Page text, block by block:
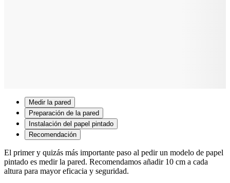
Medir la pared
Preparación de la pared
Instalación del papel pintado
Recomendación
El primer y quizás más importante paso al pedir un modelo de papel
pintado es medir la pared. Recomendamos añadir 10 cm a cada
altura para mayor eficacia y seguridad.